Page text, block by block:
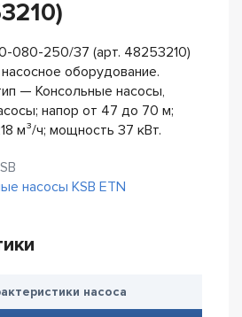
080-250/37 (арт. 48253210)
оборудование.
— Консольные насосы,
напор от 47 до 70 м;
м³/ч; мощность 37 кВт.
насосы KSB ETN
насоса